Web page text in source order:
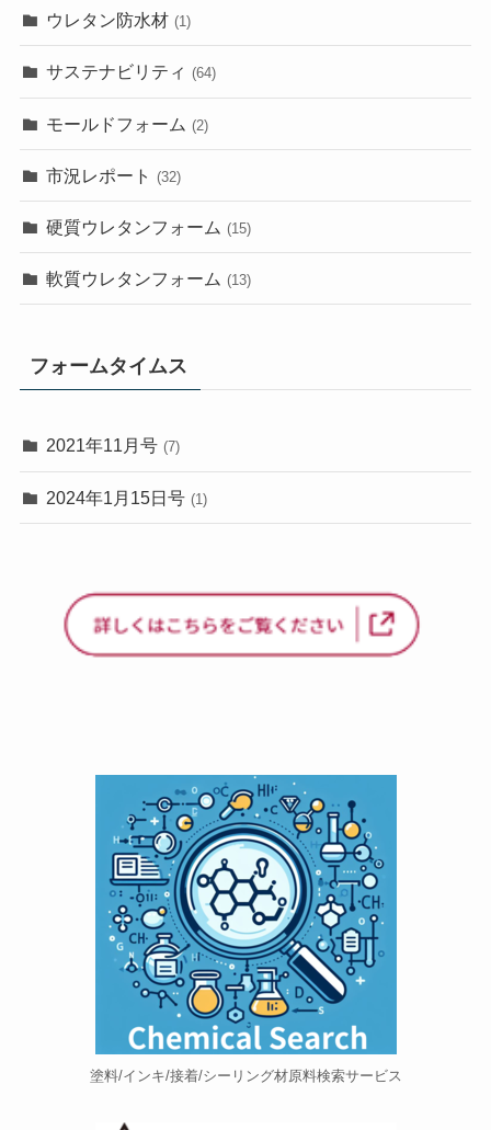
ウレタン防水材 (1)
サステナビリティ (64)
モールドフォーム (2)
市況レポート (32)
硬質ウレタンフォーム (15)
軟質ウレタンフォーム (13)
フォームタイムス
2021年11月号 (7)
2024年1月15日号 (1)
塗料/インキ/接着/シーリング材原料検索サービス